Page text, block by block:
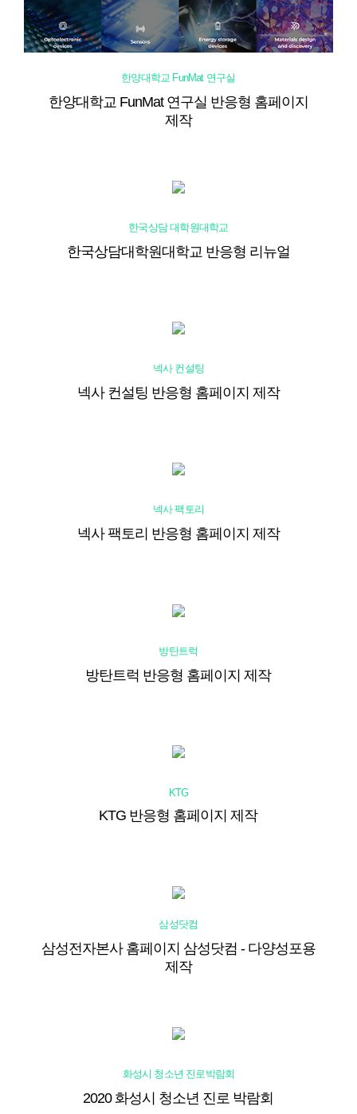
한양대학교 FunMat 연구실
한양대학교 FunMat 연구실 반응형 홈페이지
제작
한국상담 대학원대학교
한국상담대학원대학교 반응형 리뉴얼
넥사 컨설팅
넥사 컨설팅 반응형 홈페이지 제작
넥사 팩토리
넥사 팩토리 반응형 홈페이지 제작
방탄트럭
방탄트럭 반응형 홈페이지 제작
KTG
KTG 반응형 홈페이지 제작
삼성닷컴
삼성전자본사 홈페이지 삼성닷컴 - 다양성포용
제작
화성시 청소년 진로박람회
2020 화성시 청소년 진로 박람회